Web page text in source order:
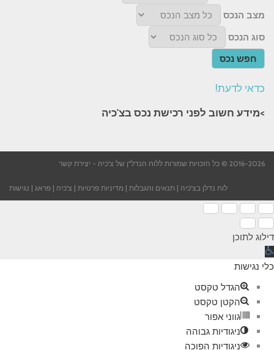
מצב הנכס
סוג הנכס
חפש נכס
כדאי לדעת!
>מידע חשוב לפני רכישת נכס בצ'כיה​
2016-2026 © כל הזכויות שמורות ללוח הנדל"ן של צ'כיה - יצירת קשר
לוח נדלן בצ'כיה | תנאים והגבלות | מדיניות פרטיות | צ'כיה | פראג | נגישות
דילוג לתוכן
פתח
סרגל
כלי נגישות
הגדל טקסט
הקטן טקסט
גווני אפור
ניגודיות גבוהה
ניגודיות הפוכה